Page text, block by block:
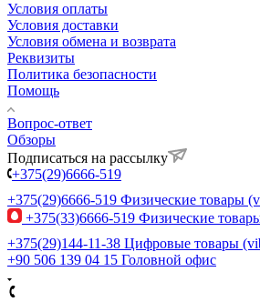
Условия оплаты
Условия доставки
Условия обмена и возврата
Реквизиты
Политика безопасности
Помощь
Вопрос-ответ
Обзоры
Подписаться на рассылку
+375(29)6666-519
+375(29)6666-519 Физические товары
+375(33)6666-519 Физические
+375(29)144-11-38 Цифровые товары
+90 506 139 04 15 Головной офис